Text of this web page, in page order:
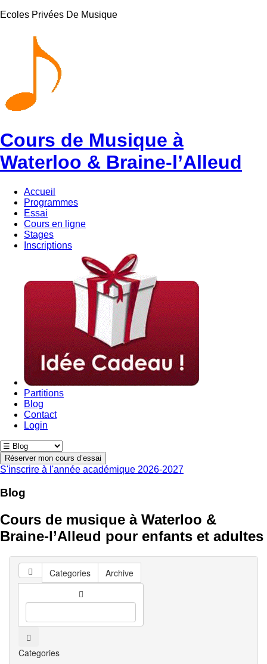
Ecoles Privées De Musique
Cours de Musique à
Waterloo & Braine-l’Alleud
Accueil
Programmes
Essai
Cours en ligne
Stages
Inscriptions
Partitions
Blog
Contact
Login
Réserver mon cours d’essai
S'inscrire à l'année académique 2026-2027
Blog
Cours de musique à Waterloo &
Braine-l’Alleud pour enfants et adultes
Categories Archive
Categories